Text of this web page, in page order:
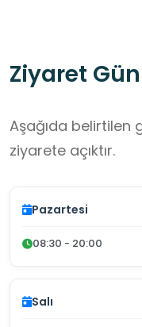
Ziyaret
Aşağıda belirtilen
ziyarete açıktır.
Pazartesi
08:30 - 20:00
Salı